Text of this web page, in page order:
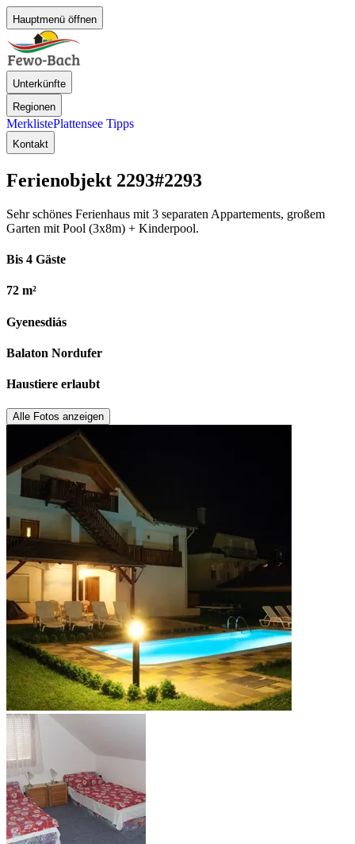
Hauptmenü öffnen
Unterkünfte
Regionen
MerklistePlattensee Tipps
Kontakt
Ferienobjekt 2293#2293
Sehr schönes Ferienhaus mit 3 separaten Appartements, großem
Garten mit Pool (3x8m) + Kinderpool.
Bis 4 Gäste
72 m²
Gyenesdiás
Balaton Nordufer
Haustiere erlaubt
Alle Fotos anzeigen